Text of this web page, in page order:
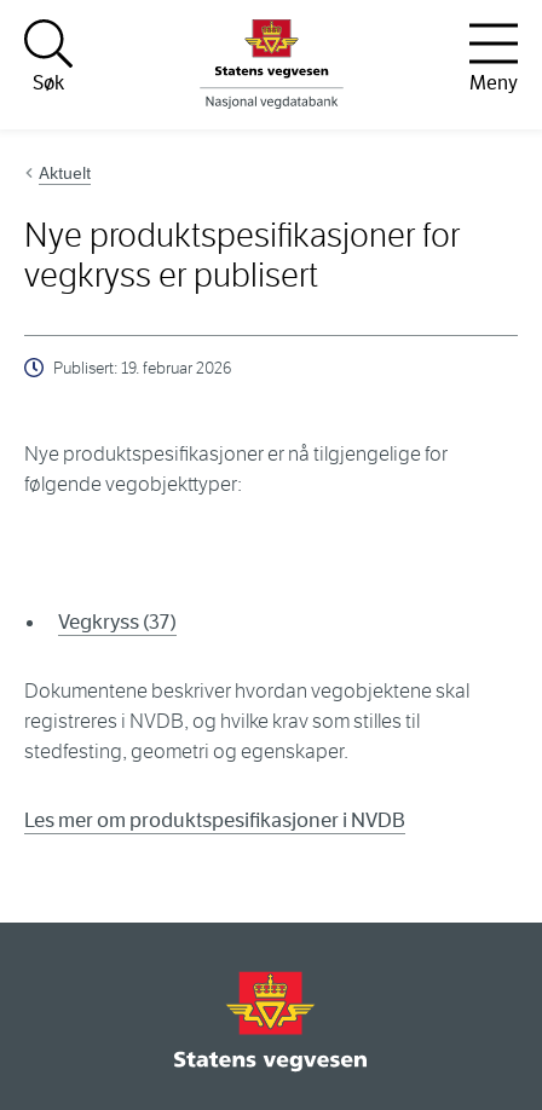
Hopp til innhold
Søk
Meny
Aktuelt
Nye produktspesifikasjoner for
vegkryss er publisert
Publisert:19. februar 2026
Nye produktspesifikasjoner er nå tilgjengelige for
følgende vegobjekttyper:
Vegkryss (37)
Dokumentene beskriver hvordan vegobjektene skal
registreres i NVDB, og hvilke krav som stilles til
stedfesting, geometri og egenskaper.
Les mer om produktspesifikasjoner i NVDB